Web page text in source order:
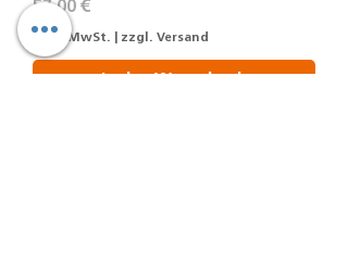
Preis
57,00 €
exkl. MwSt. zzgl. Versand